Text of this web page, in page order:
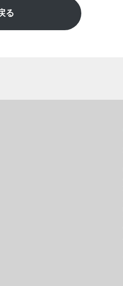
る